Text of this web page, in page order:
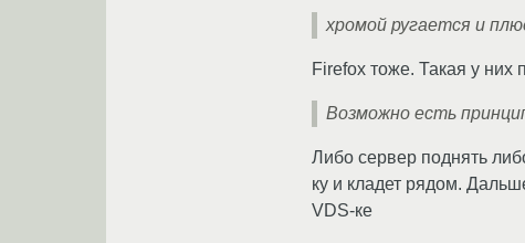
хромой ругается и
Firefox тоже. Такая у них
Возможно есть
Либо сервер поднять
ку и кладет рядом.
VDS-ке